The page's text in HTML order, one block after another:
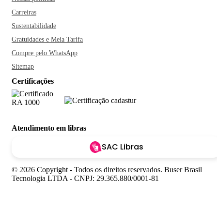
Carreiras
Sustentabilidade
Gratuidades e Meia Tarifa
Compre pelo WhatsApp
Sitemap
Certificações
Atendimento em libras
SAC Libras
© 2026 Copyright - Todos os direitos reservados. Buser Brasil
Tecnologia LTDA - CNPJ: 29.365.880/0001-81